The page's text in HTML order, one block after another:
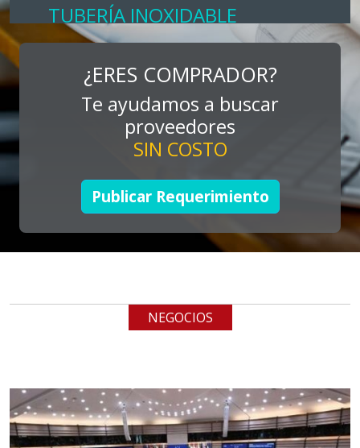
TUBERÍA INOXIDABLE
Especificaciones:
cualquiera
Aplicar al Requerimiento
Empresa en Jalisco
Requiere:
LOGÍSTICA DE CARGA LLAVE
EN MANO
Aplicar al Requerimiento
Empresa en Jalisco
Requiere:
LOGÍSTICA
¿ERES COMPRADOR?
Te ayudamos a buscar
proveedores
SIN COSTO
Publicar Requerimiento
NEGOCIOS